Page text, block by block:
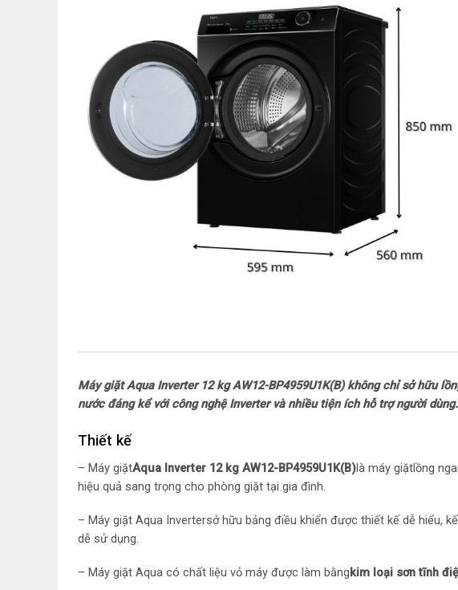
Máy giặt Aqua Inverter 12 kg AW12-BP4959U1K(B) không chỉ sở hữu
nước đáng kể với công nghệ Inverter và nhiều tiện ích hỗ trợ người dùng.
Thiết kế
– Máy giặtAqua Inverter 12 kg AW12-BP4959U1K(B)là máy giặtlồng
hiệu quả sang trọng cho phòng giặt tại gia đình.
– Máy giặt Aqua Invertersở hữu bảng điều khiển được thiết kế dễ hiểu,
dễ sử dụng.
– Máy giặt Aqua có chất liệu vỏ máy được làm bằng kim loại sơn tĩnh